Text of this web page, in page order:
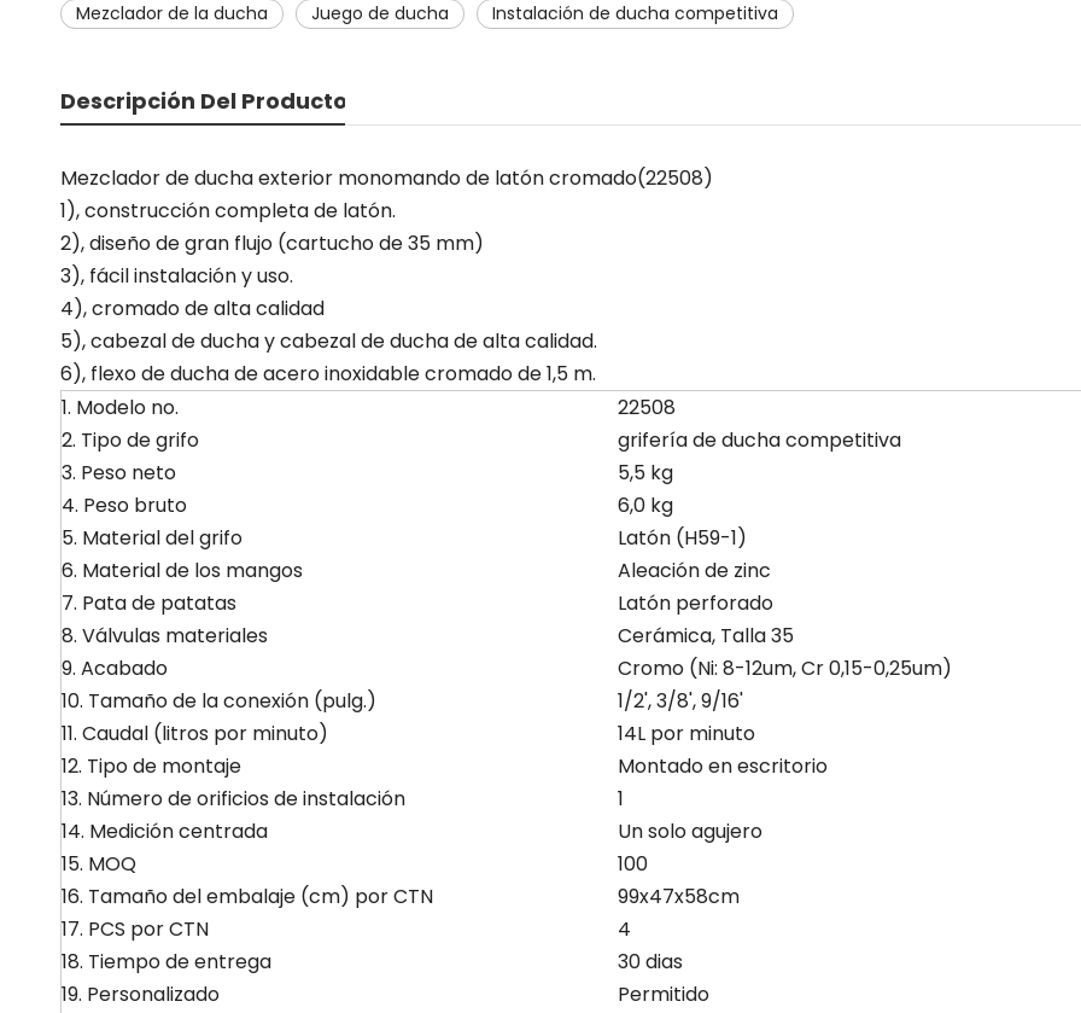
Mezclador de la ducha Juego de ducha Instalación de ducha competitiva
Descripción Del Producto
Mezclador de ducha exterior monomando de latón cromado(22508)
1), construcción completa de latón.
2), diseño de gran flujo (cartucho de 35 mm)
3), fácil instalación y uso.
4), cromado de alta calidad
5), cabezal de ducha y cabezal de ducha de alta calidad.
6), flexo de ducha de acero inoxidable cromado de 1,5 m.
1. Modelo no.
22508
2. Tipo de grifo
grifería de ducha competitiva
3. Peso neto
5,5 kg
4. Peso bruto
6,0 kg
5. Material del grifo
Latón (H59-1)
6. Material de los mangos
Aleación de zinc
7. Pata de patatas
Latón perforado
8. Válvulas materiales
Cerámica, Talla 35
9. Acabado
Cromo (Ni: 8-12um, Cr 0,15-0,25um)
10. Tamaño de la conexión (pulg.)
1/2', 3/8', 9/16'
11. Caudal (litros por minuto)
14L por minuto
12. Tipo de montaje
Montado en escritorio
13. Número de orificios de instalación
1
14. Medición centrada
Un solo agujero
15. MOQ
100
16. Tamaño del embalaje (cm) por CTN
99x47x58cm
17. PCS por CTN
4
18. Tiempo de entrega
30 dias
19. Personalizado
Permitido